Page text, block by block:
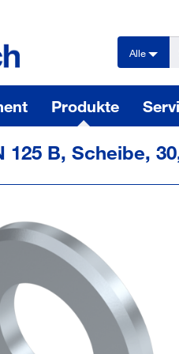
Alle
Produkte
125 B, Scheibe,